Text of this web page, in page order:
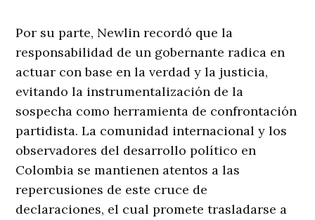
Por su parte, Newlin recordó que la
responsabilidad de un gobernante radica en
actuar con base en la verdad y la justicia,
evitando la instrumentalización de la
sospecha como herramienta de confrontación
partidista. La comunidad internacional y los
observadores del desarrollo político en
Colombia se mantienen atentos a las
repercusiones de este cruce de
declaraciones, el cual promete trasladarse a